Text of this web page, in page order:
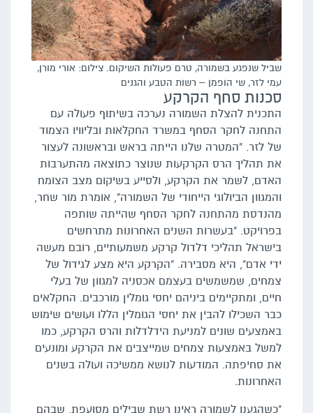
שביל שנפגע בשמורה, טרם פעולות השיקום. צילום: אורי מורן,
עמי לזר, שי הופמן – רשות הטבע והגנים
סכנות סחף הקרקע
התכנית להצלת השמורה נערכה בשיתוף פעולה עם
התחנה לחקר הסחף במשרד החקלאות ובליוויו הצמוד
של לזר. "המטרה שלנו הייתה בראש ובראשונה לעצור
את תהליך הרס הקרקעות שנוצר כתוצאה מהתערבות
האדם, לשמר את הקרקע, ולסייע בשיקום מצב הצומח
והמגוון הביולוגי הייחודי של השמורה", אומרת מור שחר,
מהנדסת מהתחנה לחקר הסחף שהייתה שותפה
בפרויקט. "בעשרות השנים האחרונות מתרחשים
בישראל תהליכי דלדול קרקע משמעותיים, רובם מעשה
ידי אדם", היא מסבירה. "הקרקע היא מצע לגידול של
צמחים, שמשמשים בעצמם אכסניה למגוון של בעלי
חיים, ומתקיימים ביניהם יחסי גומלין מורכבים. החקלאים
כבר השכילו להבין את יחסי הגומלין הללו ועושים שימוש
באמצעים שונים למניעת הידלדלות והרס הקרקע, כמו
למשל באמצעות צמחים שמייצבים את הקרקע ומונעים
את סחיפתה. המודעות לנושא ממשיכה ועולה בשנים
האחרונות.
"כשהגענו לשמורה ראינו רשת שבילים מסועפת, שבהם